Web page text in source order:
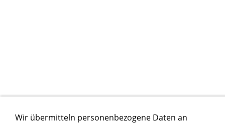
Wir übermitteln personenbezogene Daten an